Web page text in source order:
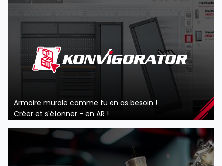
Armoire murale comme tu en as besoin !
Créer et s'étonner - en AR !